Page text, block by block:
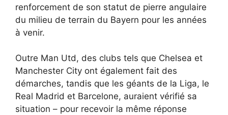
renforcement de son statut de pierre angulaire
du milieu de terrain du Bayern pour les années
à venir.
Outre Man Utd, des clubs tels que Chelsea et
Manchester City ont également fait des
démarches, tandis que les géants de la Liga, le
Real Madrid et Barcelone, auraient vérifié sa
situation – pour recevoir la même réponse